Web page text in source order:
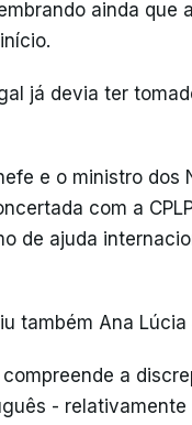
ainda que
já devia ter
e o ministro dos
com a
de ajuda
também Ana Lúcia
a
-